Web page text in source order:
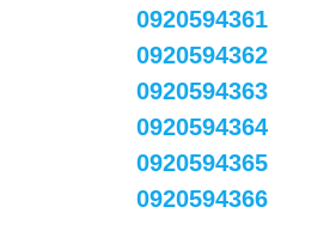
0920594361
0920594362
0920594363
0920594364
0920594365
0920594366